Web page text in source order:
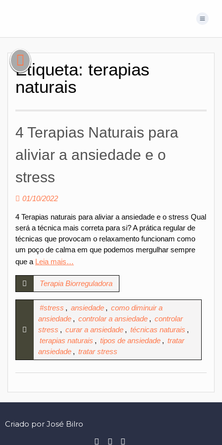
Etiqueta: terapias
naturais
4 Terapias Naturais para
aliviar a ansiedade e o
stress
01/10/2022
4 Terapias naturais para aliviar a ansiedade e o stress Qual
será a técnica mais correta para si? A prática regular de
técnicas que provocam o relaxamento funcionam como
um poço de calma em que podemos mergulhar sempre
que a Leia mais…
Terapia Biorreguladora
#stress , ansiedade , como diminuir a
ansiedade , controlar a ansiedade , controlar
stress , curar a ansiedade , técnicas naturais ,
terapias naturais , tipos de ansiedade , tratar
ansiedade , tratar stress
Criado por José Bilro